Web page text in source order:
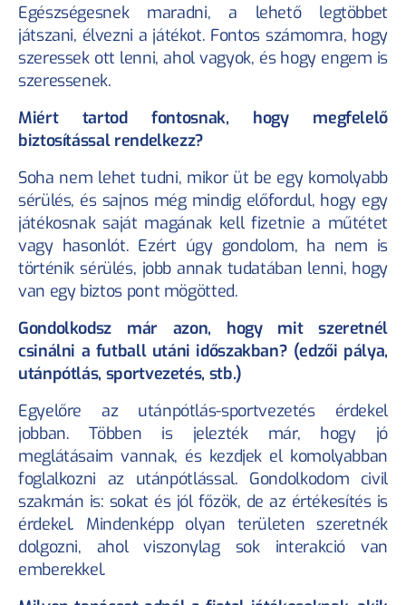
Egészségesnek maradni, a lehető legtöbbet
játszani, élvezni a játékot. Fontos számomra, hogy
szeressek ott lenni, ahol vagyok, és hogy engem is
szeressenek.
Miért tartod fontosnak, hogy megfelelő
biztosítással rendelkezz?
Soha nem lehet tudni, mikor üt be egy komolyabb
sérülés, és sajnos még mindig előfordul, hogy egy
játékosnak saját magának kell fizetnie a műtétet
vagy hasonlót. Ezért úgy gondolom, ha nem is
történik sérülés, jobb annak tudatában lenni, hogy
van egy biztos pont mögötted.
Gondolkodsz már azon, hogy mit szeretnél
csinálni a futball utáni időszakban? (edzői pálya,
utánpótlás, sportvezetés, stb.)
Egyelőre az utánpótlás-sportvezetés érdekel
jobban. Többen is jelezték már, hogy jó
meglátásaim vannak, és kezdjek el komolyabban
foglalkozni az utánpótlással. Gondolkodom civil
szakmán is: sokat és jól főzök, de az értékesítés is
érdekel. Mindenképp olyan területen szeretnék
dolgozni, ahol viszonylag sok interakció van
emberekkel.